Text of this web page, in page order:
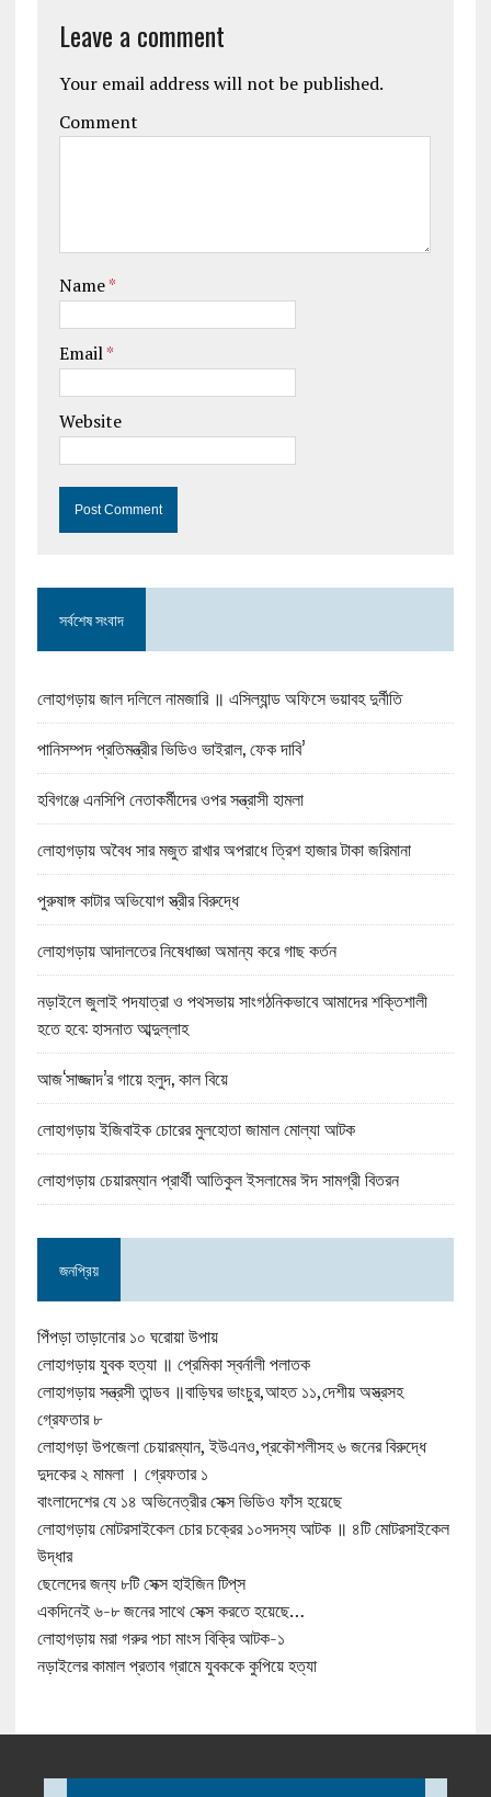
Leave a comment
Your email address will not be published.
Comment
Name*
Email*
Website
সর্বশেষ সংবাদ
লোহাগড়ায় জাল দলিলে নামজারি ॥ এসিল্যান্ড অফিসে ভয়াবহ দুর্নীতি
পানিসম্পদ প্রতিমন্ত্রীর ভিডিও ভাইরাল, ফেক দাবি’
হবিগঞ্জে এনসিপি নেতাকর্মীদের ওপর সন্ত্রাসী হামলা
লোহাগড়ায় অবৈধ সার মজুত রাখার অপরাধে ত্রিশ হাজার টাকা জরিমানা
পুরুষাঙ্গ কাটার অভিযোগ স্ত্রীর বিরুদ্ধে
লোহাগড়ায় আদালতের নিষেধাজ্ঞা অমান্য করে গাছ কর্তন
নড়াইলে জুলাই পদযাত্রা ও পথসভায় সাংগঠনিকভাবে আমাদের শক্তিশালী
হতে হবে: হাসনাত আব্দুল্লাহ
আজ‘সাজ্জাদ’র গায়ে হলুদ, কাল বিয়ে
লোহাগড়ায় ইজিবাইক চোরের মুলহোতা জামাল মোল্যা আটক
লোহাগড়ায় চেয়ারম্যান প্রার্থী আতিকুল ইসলামের ঈদ সামগ্রী বিতরন
জনপ্রিয়
পিঁপড়া তাড়ানোর ১০ ঘরোয়া উপায়
লোহাগড়ায় যুবক হত্যা ॥ প্রেমিকা স্বর্নালী পলাতক
লোহাগড়ায় সন্ত্রসী তান্ডব ॥বাড়িঘর ভাংচুর,আহত ১১,দেশীয় অস্ত্রসহ
গ্রেফতার ৮
লোহাগড়া উপজেলা চেয়ারম্যান, ইউএনও,প্রকৌশলীসহ ৬ জনের বিরুদ্ধে
দুদকের ২ মামলা । গ্রেফতার ১
বাংলাদেশের যে ১৪ অভিনেত্রীর সেক্স ভিডিও ফাঁস হয়েছে
লোহাগড়ায় মোটরসাইকেল চোর চক্রের ১০সদস্য আটক ॥ ৪টি মোটরসাইকেল
উদ্ধার
ছেলেদের জন্য ৮টি সেক্স হাইজিন টিপ্‌স
একদিনেই ৬-৮ জনের সাথে সেক্স করতে হয়েছে…
লোহাগড়ায় মরা গরুর পচা মাংস বিক্রি আটক-১
নড়াইলের কামাল প্রতাব গ্রামে যুবককে কুপিয়ে হত্যা